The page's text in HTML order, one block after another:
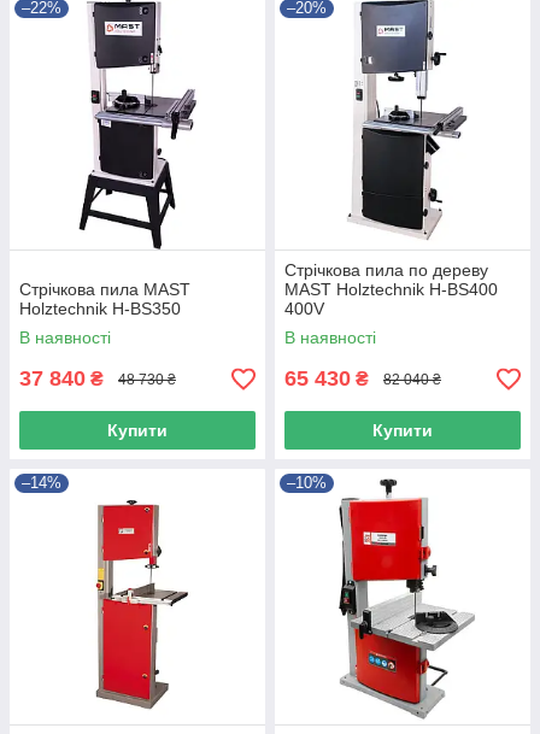
–22%
Стрічкова пила MAST
Holztechnik H-BS350
В наявності
37 840 ₴ 48 730 ₴
Купити
–20%
Стрічкова пила по дереву
MAST Holztechnik H-BS400
400V
В наявності
65 430 ₴ 82 040 ₴
Купити
–14% –10%